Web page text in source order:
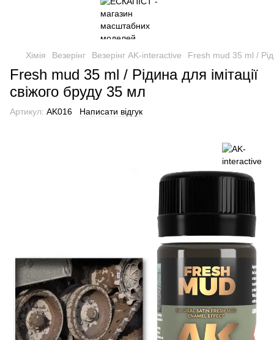
Хімія Везерінг Везерінг AK-interactive Fresh mud 35 ml /
Fresh mud 35 ml / Рідина для імітації
свіжого бруду 35 мл
Артикул: AK016 Написати відгук